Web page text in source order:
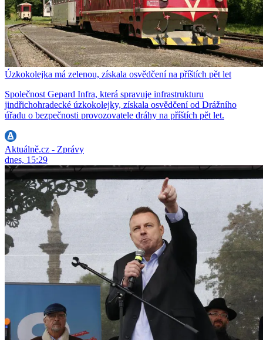
Úzkokolejka má zelenou, získala osvědčení na příštích pět let
Společnost Gepard Infra, která spravuje infrastrukturu
jindřichohradecké úzkokolejky, získala osvědčení od Drážního
úřadu o bezpečnosti provozovatele dráhy na příštích pět let.
Aktuálně.cz - Zprávy
dnes, 15:29